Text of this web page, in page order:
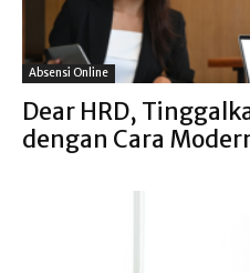
Absensi Online
Dear HRD,
dengan Cara